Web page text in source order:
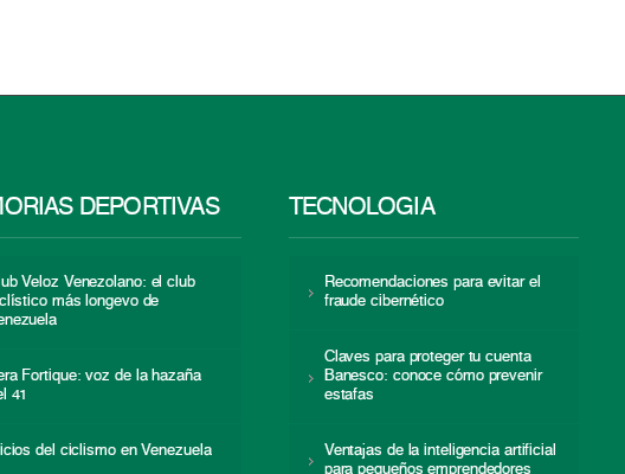
DEPORTIVAS
Veloz Venezolano: el club
más longevo de
Fortique: voz de la hazaña
41
del ciclismo en Venezuela
TECNOLOGÍA
Recomendaciones para evitar el
fraude cibernético
Claves para proteger tu cuenta
Banesco: conoce cómo prevenir
estafas
Ventajas de la inteligencia artificial
para pequeños emprendedores